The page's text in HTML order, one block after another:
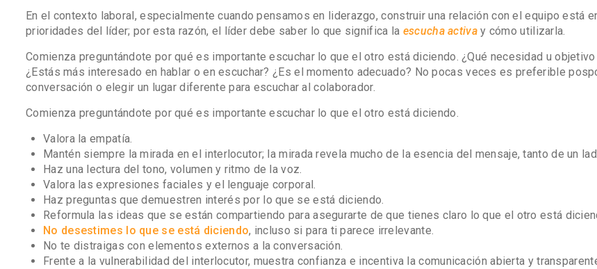
En el contexto laboral, especialmente cuando pensamos en liderazgo, construir una relación con el equipo está
prioridades del líder; por esta razón, el líder debe saber lo que significa la escucha activay cómo utilizarla.
Comienza preguntándote por qué es importante escuchar lo que el otro está diciendo. ¿Qué necesidad u
¿Estás más interesado en hablar o en escuchar? ¿Es el momento adecuado? No pocas veces es preferible
conversación o elegir un lugar diferente para escuchar al colaborador.
Comienza preguntándote por qué es importante escuchar lo que el otro está diciendo.
Valora la empatía.
Mantén siempre la mirada en el interlocutor; la mirada revela mucho de la esencia del mensaje, tanto de un
Haz una lectura del tono, volumen y ritmo de la voz.
Valora las expresiones faciales y el lenguaje corporal.
Haz preguntas que demuestren interés por lo que se está diciendo.
Reformula las ideas que se están compartiendo para asegurarte de que tienes claro lo que el otro está
No desestimes lo que se está diciendo, incluso si para ti parece irrelevante.
No te distraigas con elementos externos a la conversación.
Frente a la vulnerabilidad del interlocutor, muestra confianza e incentiva la comunicación abierta y